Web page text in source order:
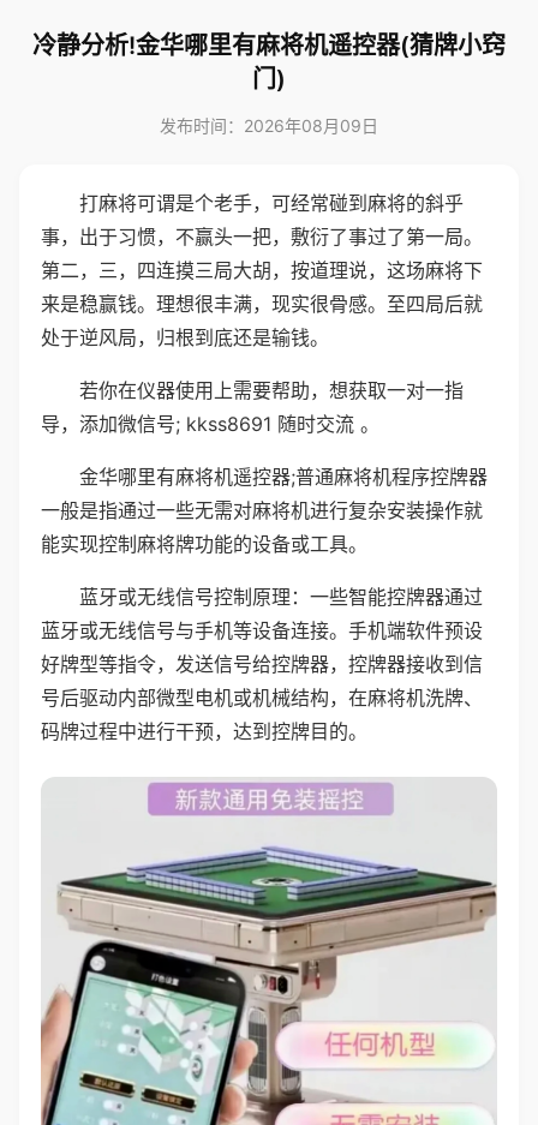
冷静分析!金华哪里有麻将机遥控器(猜牌小窍
门)
发布时间：2026年08月09日
打麻将可谓是个老手，可经常碰到麻将的斜乎
事，出于习惯，不赢头一把，敷衍了事过了第一局。
第二，三，四连摸三局大胡，按道理说，这场麻将下
来是稳赢钱。理想很丰满，现实很骨感。至四局后就
处于逆风局，归根到底还是输钱。
若你在仪器使用上需要帮助，想获取一对一指
导，添加微信号; kkss8691 随时交流 。
金华哪里有麻将机遥控器;普通麻将机程序控牌器
一般是指通过一些无需对麻将机进行复杂安装操作就
能实现控制麻将牌功能的设备或工具。
蓝牙或无线信号控制原理：一些智能控牌器通过
蓝牙或无线信号与手机等设备连接。手机端软件预设
好牌型等指令，发送信号给控牌器，控牌器接收到信
号后驱动内部微型电机或机械结构，在麻将机洗牌、
码牌过程中进行干预，达到控牌目的。